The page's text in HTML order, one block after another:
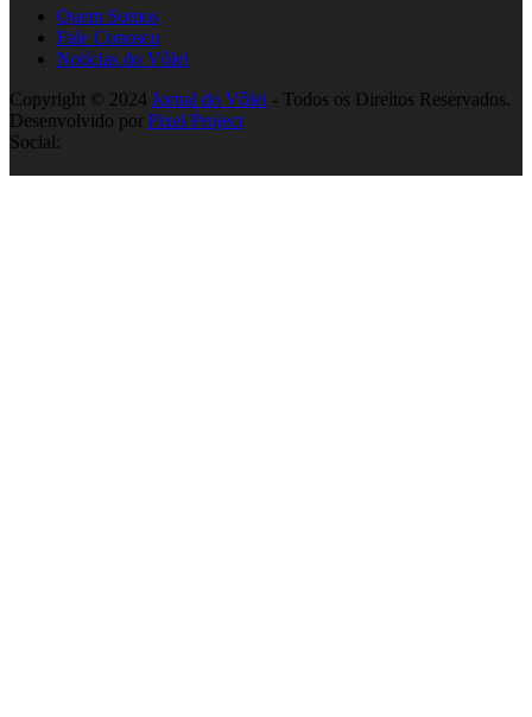
Quem Somos
Fale Conosco
Notícias do Vôlei
Copyright © 2024 Jornal do Vôlei - Todos os Direitos Reservados.
Desenvolvido por Pixel Project
Social: